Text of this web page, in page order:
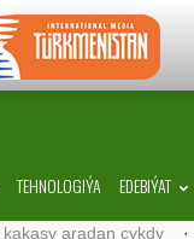
TEHNOLOGIÝA EDEBIÝAT
aradan çykdy ·